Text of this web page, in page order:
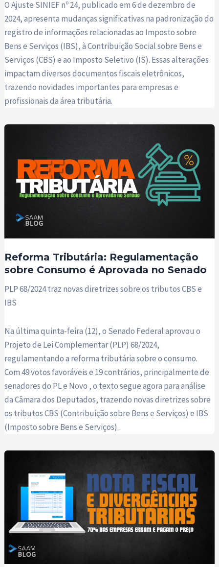
O Ajuste SINIEF nº 24, publicado em 6 de dezembro de
2024, apresenta mudanças significativas na padronização do
registro de informações relacionadas ao Imposto sobre
Bens e Serviços (IBS), à Contribuição Social sobre Bens e
Serviços (CBS) e ao Imposto Seletivo (IS). Essas alterações
impactam diversos documentos fiscais eletrônicos,
trazendo novidades importantes para empresas e
profissionais da área tributária.
Reforma Tributária: Regulamentação
sobre Consumo é Aprovada no Senado
PLP 68/2024 traz novas diretrizes sobre os tributos CBS e
IBS
Na última quinta-feira (12), o Senado Federal aprovou o
Projeto de Lei Complementar (PLP) 68/2024,
regulamentando a reforma tributária sobre o consumo.
Com 49 votos favoráveis e 19 contrários, principalmente de
senadores do PL e Novo , o texto segue agora para análise
da Câmara dos Deputados, trazendo novas diretrizes sobre
os tributos CBS (Contribuição sobre Bens e Serviços) e IBS
(Imposto sobre Bens e Serviços).